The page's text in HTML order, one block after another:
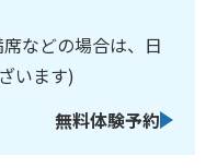
などの場合は、日
います)
無料体験予約